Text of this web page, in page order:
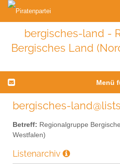
bergisches-land -
Bergisches Land
Menü
bergisches-
Betreff: Regionalgruppe
Westfalen)
Listenarchiv